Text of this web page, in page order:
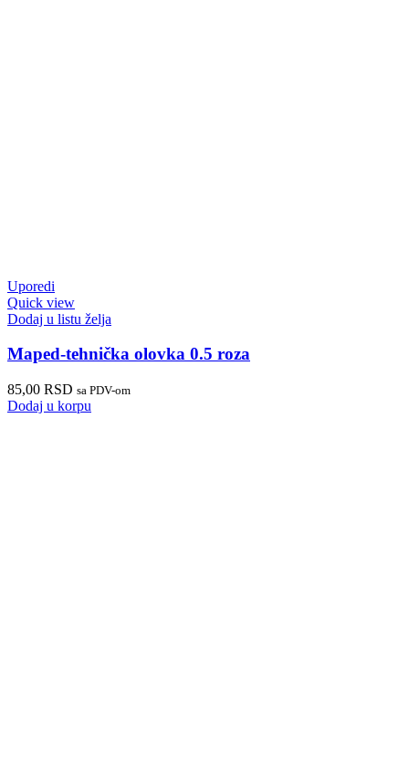
Uporedi
Quick view
Dodaj u listu želja
Maped-tehnička olovka 0.5 roza
85,00 RSD sa PDV-om
Dodaj u korpu